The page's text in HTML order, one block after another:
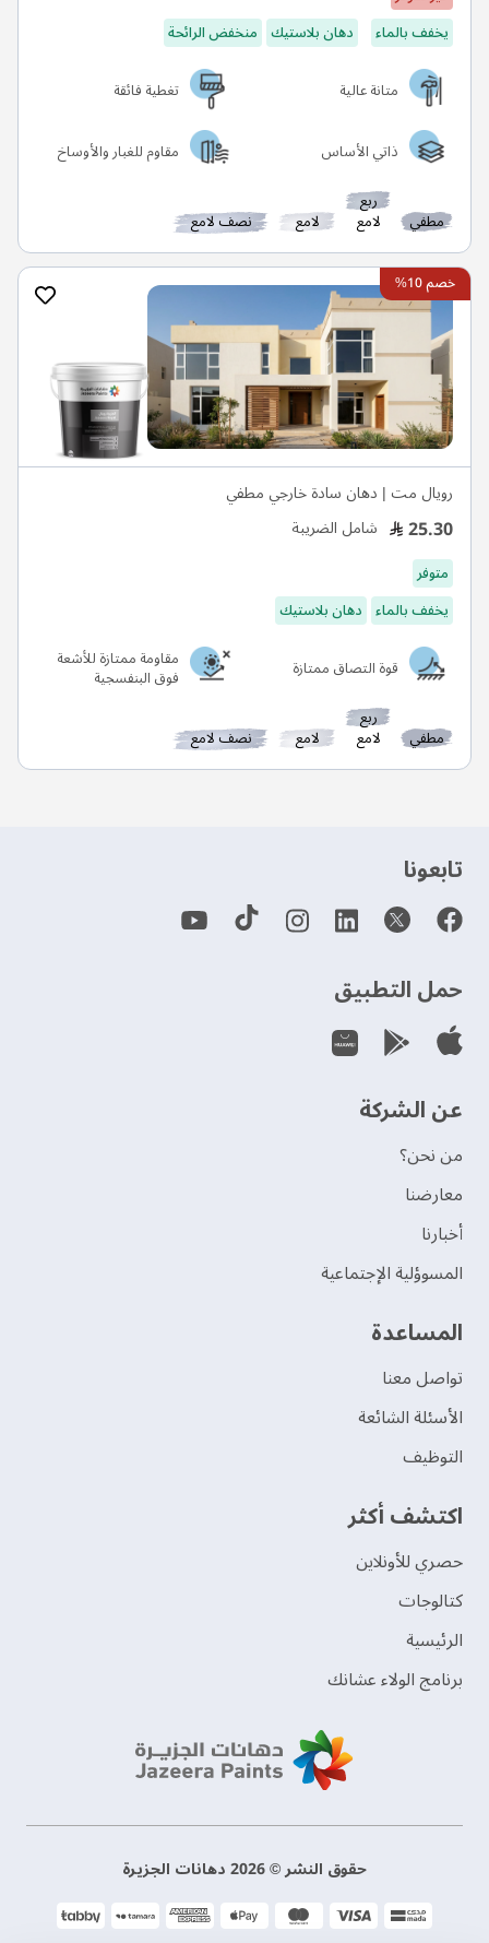
يخفف بالماء
دهان بلاستيك منخفض الرائحة
متانة عالية
تغطية فائقة
ذاتي الأساس
مقاوم للغبار والأوساخ
مطفي
ربع
لامع لامع نصف لامع
خصم 10%
رويال مت | دهان سادة خارجي مطفي
25.30 شامل الضريبة
متوفر
يخفف بالماء دهان بلاستيك
قوة التصاق ممتازة
مقاومة ممتازة للأشعة
فوق البنفسجية
مطفي
ربع
لامع لامع نصف لامع
‫تابعونا‬
حمل التطبيق
عن الشركة
من نحن؟
‫معارضنا‬
‫أخبارنا‬
المسوؤلية الإجتماعية
‫المساعدة‬
تواصل معنا
الأسئلة الشائعة
التوظيف
اكتشف أكثر
حصري للأونلاين
‫كتالوجات‬
الرئيسية
برنامج الولاء عشانك
حقوق النشر © 2026 دهانات الجزيرة